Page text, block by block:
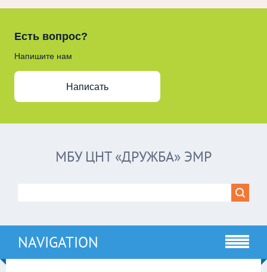
Есть вопрос?
Напишите нам
Написать
МБУ ЦНТ «ДРУЖБА» ЭМР
NAVIGATION